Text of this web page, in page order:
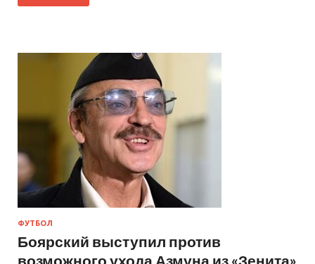
ФУТБОЛ
Боярский выступил против
возможного ухода Азмуна из «Зенита»